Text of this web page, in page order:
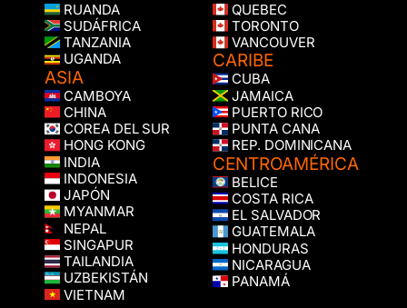
RUANDA
SUDÁFRICA
TANZANIA
UGANDA
ASIA
CAMBOYA
CHINA
COREA DEL SUR
HONG KONG
INDIA
INDONESIA
JAPÓN
MYANMAR
NEPAL
SINGAPUR
TAILANDIA
UZBEKISTÁN
VIETNAM
QUEBEC
TORONTO
VANCOUVER
CARIBE
CUBA
JAMAICA
PUERTO RICO
PUNTA CANA
REP. DOMINICANA
CENTROAMÉRICA
BELICE
COSTA RICA
EL SALVADOR
GUATEMALA
HONDURAS
NICARAGUA
PANAMÁ